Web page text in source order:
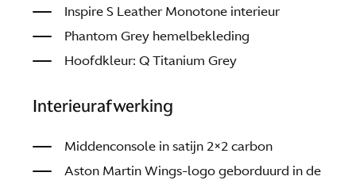
Inspire S Leather Monotone interieur
Phantom Grey hemelbekleding
Hoofdkleur: Q Titanium Grey
Interieurafwerking
Middenconsole in satijn 2×2 carbon
Aston Martin Wings-logo geborduurd in de